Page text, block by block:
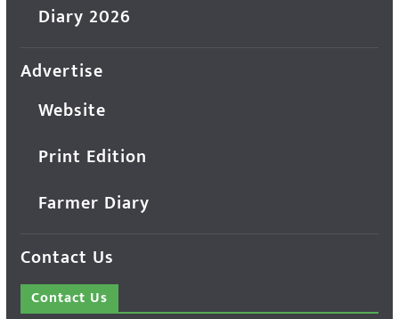
Diary 2026
Advertise
Website
Print Edition
Farmer Diary
Contact Us
Contact Us